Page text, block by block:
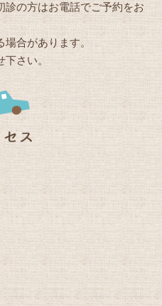
診の方はお電話でご予約をお
合があります。
さい。